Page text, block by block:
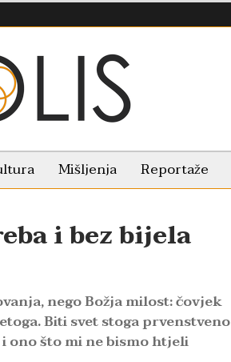
Mišljenja Reportaže
i bez bijela
nego Božja milost: čovjek
Biti svet stoga prvenstveno
ono što mi ne bismo htjeli